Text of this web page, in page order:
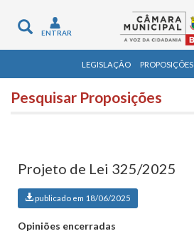
Toggle
navigation
ENTRAR
LEGISLAÇÃO PROPOSIÇÕES
Pesquisar Proposições
Projeto de Lei 325/2025
publicado em 18/06/2025
Opiniões encerradas